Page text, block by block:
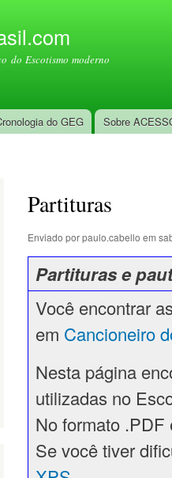
do Escotismo moderno
do GEG Sobre
Partituras
Enviado porpaulo.cabello em
Partituras e
Você encontrar
em Cancioneiro
Nesta página
utilizadas no
No formato
Se você tiver